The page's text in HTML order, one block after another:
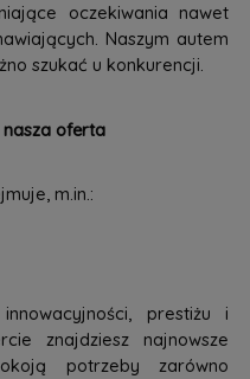
oczekiwania nawet
Naszym autem
szukać u konkurencji.
nasza oferta
m.in.:
prestiżu i
znajdziesz najnowsze
potrzeby zarówno